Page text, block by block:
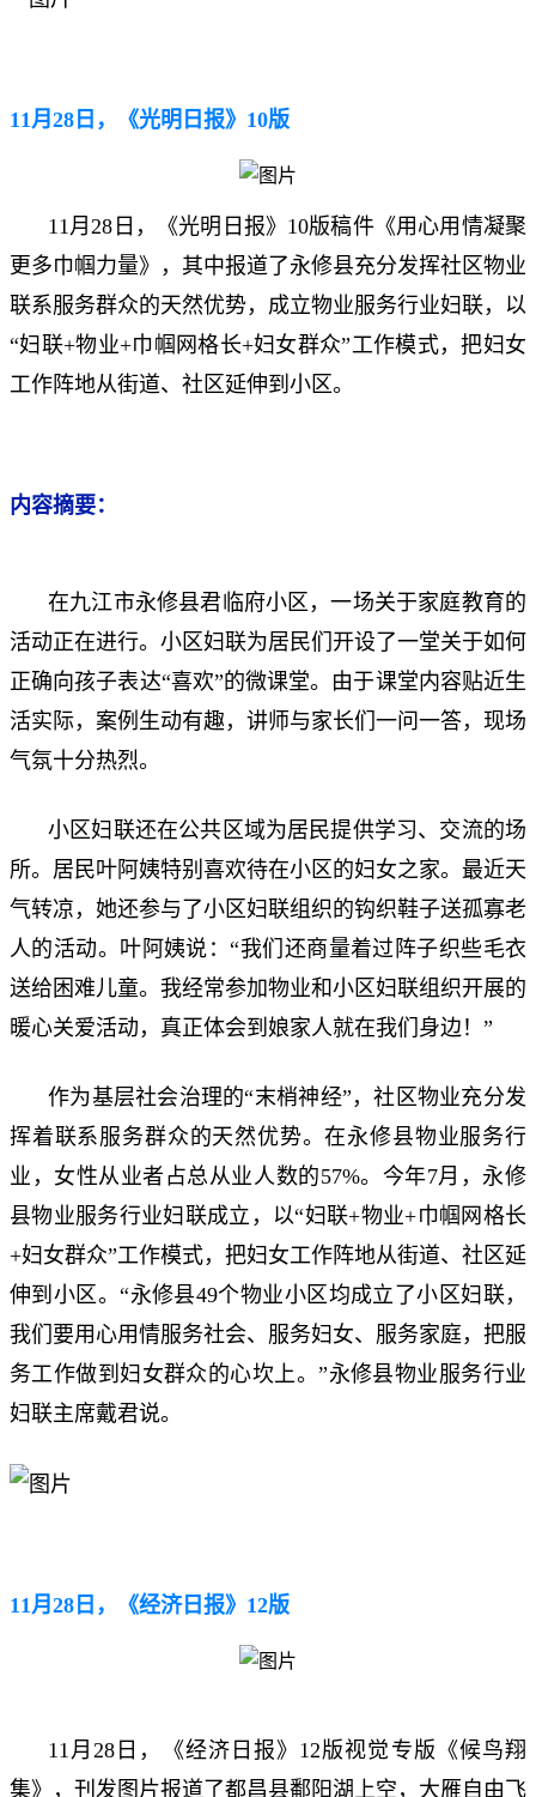
11月28日，《光明日报》10版
11月28日，《光明日报》10版稿件《用心用情凝聚
更多巾帼力量》，其中报道了永修县充分发挥社区物业
联系服务群众的天然优势，成立物业服务行业妇联，以
“妇联+物业+巾帼网格长+妇女群众”工作模式，把妇女
工作阵地从街道、社区延伸到小区。
内容摘要：
在九江市永修县君临府小区，一场关于家庭教育的
活动正在进行。小区妇联为居民们开设了一堂关于如何
正确向孩子表达“喜欢”的微课堂。由于课堂内容贴近生
活实际，案例生动有趣，讲师与家长们一问一答，现场
气氛十分热烈。
小区妇联还在公共区域为居民提供学习、交流的场
所。居民叶阿姨特别喜欢待在小区的妇女之家。最近天
气转凉，她还参与了小区妇联组织的钩织鞋子送孤寡老
人的活动。叶阿姨说：“我们还商量着过阵子织些毛衣
送给困难儿童。我经常参加物业和小区妇联组织开展的
暖心关爱活动，真正体会到娘家人就在我们身边！”
作为基层社会治理的“末梢神经”，社区物业充分发
挥着联系服务群众的天然优势。在永修县物业服务行
业，女性从业者占总从业人数的57%。今年7月，永修
县物业服务行业妇联成立，以“妇联+物业+巾帼网格长
+妇女群众”工作模式，把妇女工作阵地从街道、社区延
伸到小区。“永修县49个物业小区均成立了小区妇联，
我们要用心用情服务社会、服务妇女、服务家庭，把服
务工作做到妇女群众的心坎上。”永修县物业服务行业
妇联主席戴君说。
11月28日，《经济日报》12版
11月28日，《经济日报》12版视觉专版《候鸟翔
集》，刊发图片报道了都昌县鄱阳湖上空，大雁自由飞